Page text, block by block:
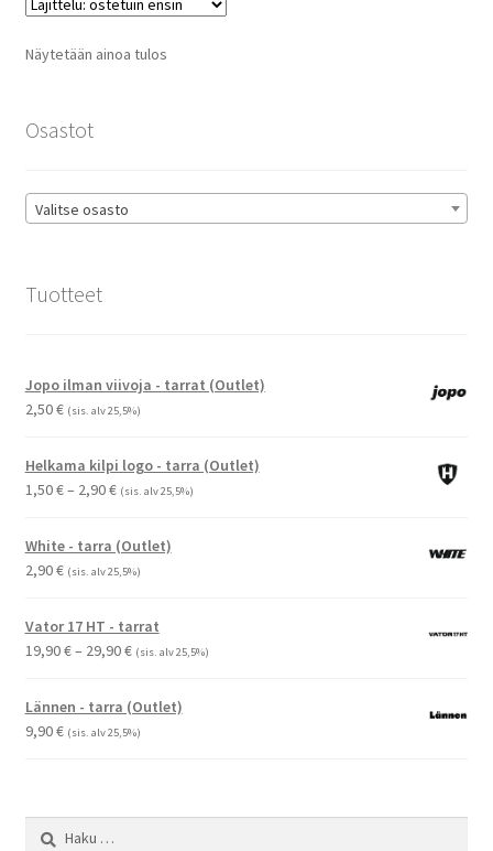
Näytetään ainoa tulos
Osastot
Valitse osasto
Tuotteet
Jopo ilman viivoja - tarrat (Outlet)
2,50€ (sis. alv 25,5%)
Helkama kilpi logo - tarra (Outlet)
1,50€– 2,90€Hintaluokka:
-
2,90 €
(sis. alv 25,5%)
White - tarra (Outlet)
2,90€ (sis. alv 25,5%)
Vator 17 HT - tarrat
19,90€– 29,90€Hintaluokka:
-
29,90 €
(sis. alv 25,5%)
Lännen - tarra (Outlet)
9,90€ (sis. alv 25,5%)